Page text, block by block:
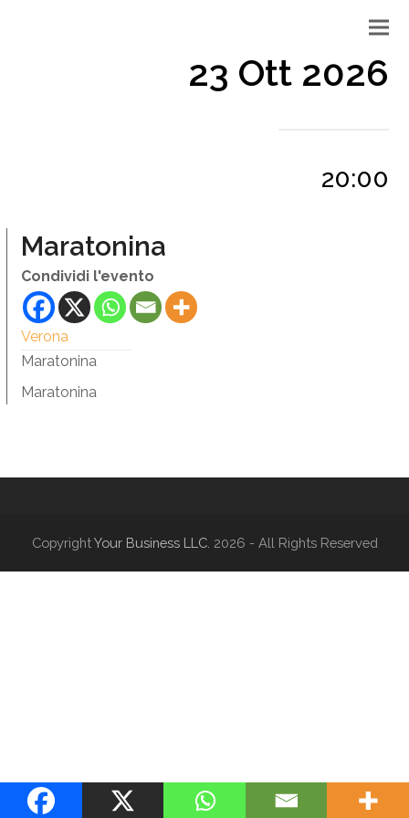
23 Ott 2026
20:00
Maratonina
Condividi l'evento
Verona
Maratonina
Maratonina
CopyrightYour Business LLC. 2026 - All Rights Reserved